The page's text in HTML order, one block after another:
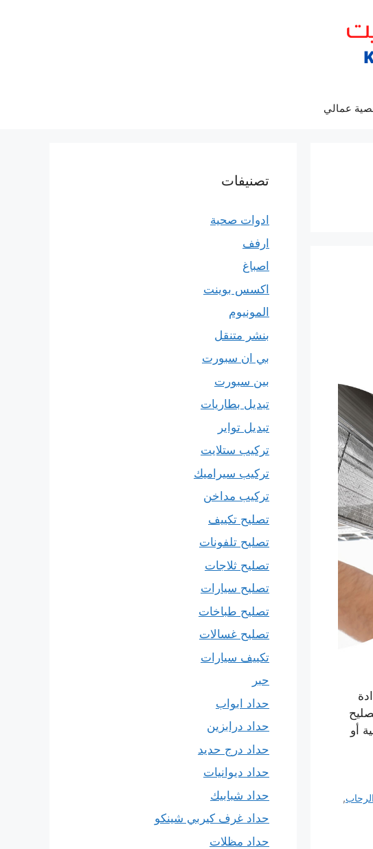
عمالي
أو
,
تصنيفات
ادوات صحية
ارفف
اصباغ
اكسس بوينت
المونيوم
بنشر متنقل
بي ان سبورت
بين سبورت
تبديل بطاريات
تبديل تواير
تركيب ستلايت
تركيب سيراميك
تركيب مداخن
تصليح تكييف
تصليح تلفونات
تصليح ثلاجات
تصليح سيارات
تصليح طباخات
تصليح غسالات
تكييف سيارات
حبر
حداد ابواب
حداد درابزين
حداد درج حديد
حداد ديوانيات
حداد شبابيك
حداد غرف كيربي شينكو
حداد مظلات